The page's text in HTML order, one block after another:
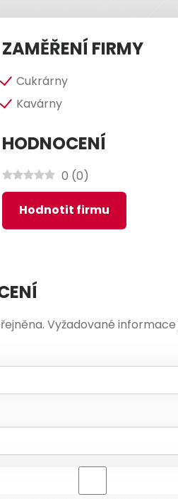
ZAMĚŘENÍ FIRMY
Cukrárny
Kavárny
HODNOCENÍ
0 (0)
Hodnotit firmu
Vyžadované